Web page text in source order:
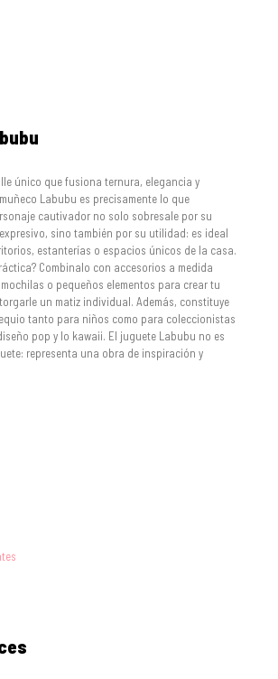
único que fusiona ternura, elegancia y
Labubu es precisamente lo que
cautivador no solo sobresale por su
sino también por su utilidad: es ideal
estanterías o espacios únicos de la casa.
Combinalo con accesorios a medida
o pequeños elementos para crear tu
un matiz individual. Además, constituye
tanto para niños como para coleccionistas
pop y lo kawaii. El juguete Labubu no es
representa una obra de inspiración y